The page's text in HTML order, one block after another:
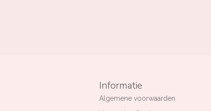
Informatie
Algemene voorwaarden